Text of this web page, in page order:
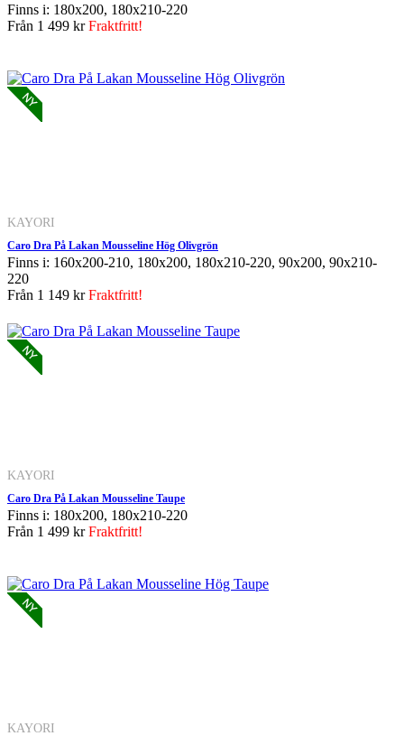
Finns i: 180x200, 180x210-220
Från 1 499 krFraktfritt!
KAYORI
Caro Dra På Lakan Mousseline Hög Olivgrön
Finns i: 160x200-210, 180x200, 180x210-220, 90x200, 90x210-
220
Från 1 149 krFraktfritt!
KAYORI
Caro Dra På Lakan Mousseline Taupe
Finns i: 180x200, 180x210-220
Från 1 499 krFraktfritt!
KAYORI